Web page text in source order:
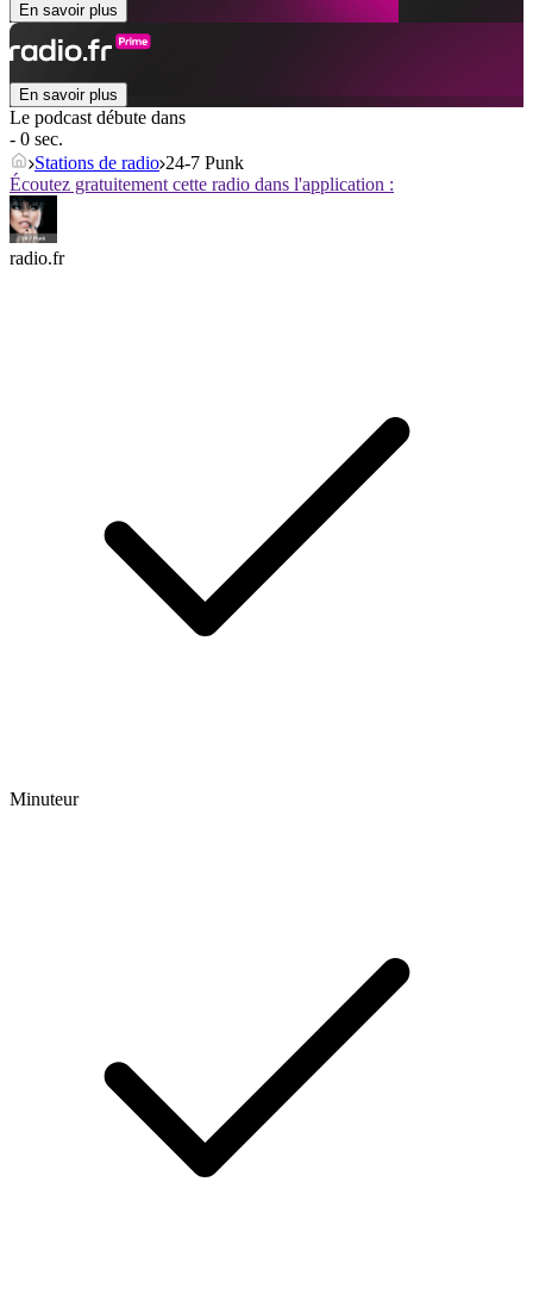
En savoir plus
En savoir plus
Le podcast débute dans
- 0 sec.
Stations de radio 24-7 Punk
Écoutez gratuitement cette radio dans l'application :
radio.fr
Minuteur